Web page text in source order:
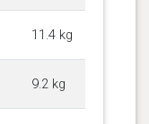
11.4 kg
9.2 kg